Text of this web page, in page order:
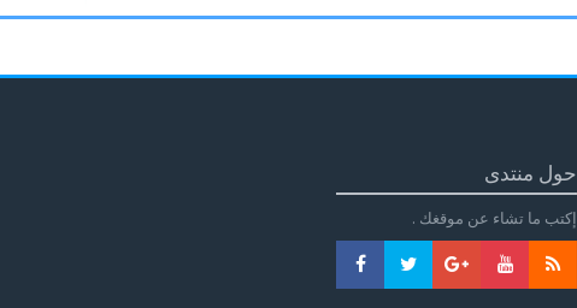
حول منتدى
إكتب ما تشاء عن موقغك .